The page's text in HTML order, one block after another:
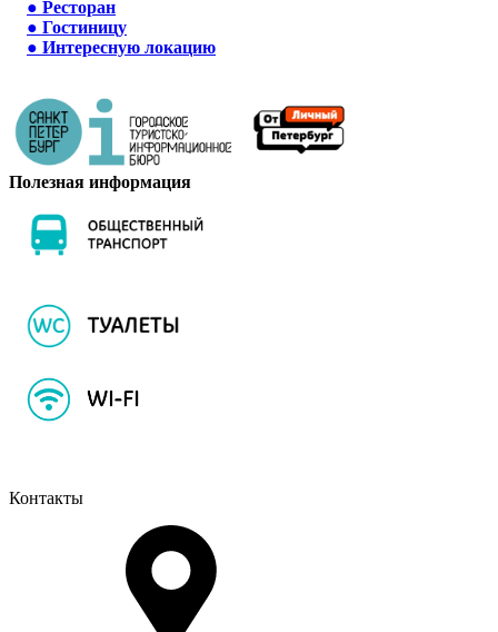
● Ресторан
● Гостиницу
● Интересную локацию
Полезная информация
Контакты